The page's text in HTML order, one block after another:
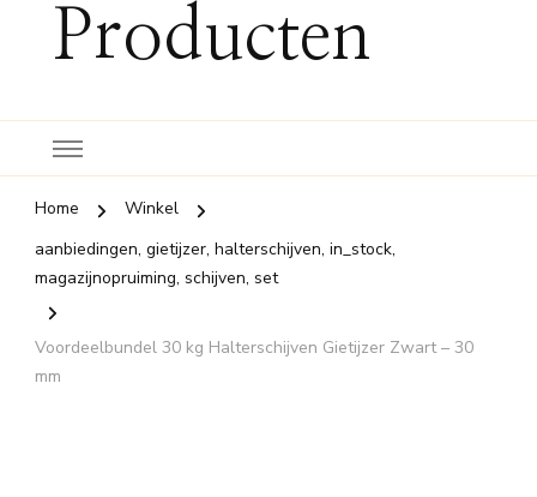
Producten
Home
Winkel
aanbiedingen, gietijzer, halterschijven, in_stock,
magazijnopruiming, schijven, set
Voordeelbundel 30 kg Halterschijven Gietijzer Zwart – 30
mm